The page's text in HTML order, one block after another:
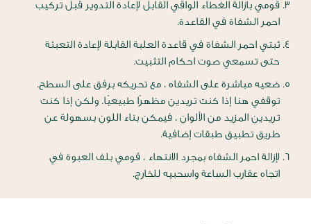
قومي بازالة الغطاء الواقي القابل لإعادة التدوير قبل تركيب
احمر الشفاة في القاعدة.
ثبتي احمر الشفاة في قاعدة العلبة القابلة لإعادة التعبئة
حتى تسمعي صوت احكام التثبيت.
ضعيه مباشرة على الشفاه ، مع تحريكه برفق على السطح.
توقفي هنا إذا كنت تريدين مظهرًا طبيعيًا. ولكن إذا كنت
تريدين المزيد من الألوان ، فيمكن بناء اللون بسهولة عن
طريق تطبيق طبقات إضافية.
لإزالة احمر الشفاه بمجرد الانتهاء ، قومي بلف العبوة في
اتجاه عقارب الساعة واسحبيه للخارج.